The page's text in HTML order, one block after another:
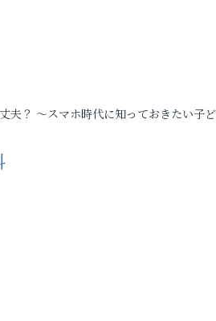
夫？ ～スマホ時代に知っておきたい子